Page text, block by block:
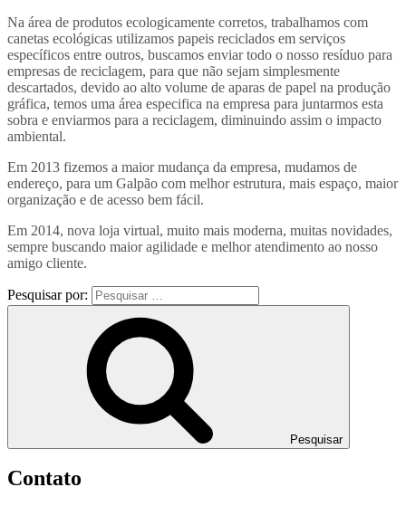
Na área de produtos ecologicamente corretos, trabalhamos com
canetas ecológicas utilizamos papeis reciclados em serviços
específicos entre outros, buscamos enviar todo o nosso resíduo para
empresas de reciclagem, para que não sejam simplesmente
descartados, devido ao alto volume de aparas de papel na produção
gráfica, temos uma área especifica na empresa para juntarmos esta
sobra e enviarmos para a reciclagem, diminuindo assim o impacto
ambiental.
Em 2013 fizemos a maior mudança da empresa, mudamos de
endereço, para um Galpão com melhor estrutura, mais espaço, maior
organização e de acesso bem fácil.
Em 2014, nova loja virtual, muito mais moderna, muitas novidades,
sempre buscando maior agilidade e melhor atendimento ao nosso
amigo cliente.
Pesquisar por:
Pesquisar
Contato